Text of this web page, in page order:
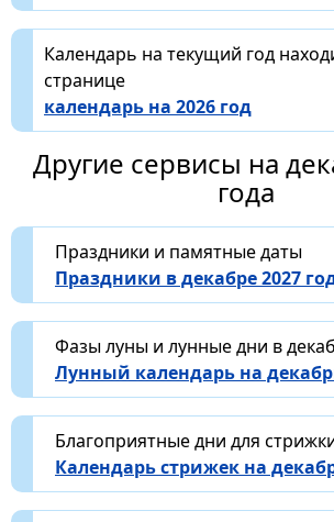
Календарь на текущий год
странице
календарь на 2026 год
Другие сервисы на
года
Праздники и памятные даты
Праздники в декабре 2027
Фазы луны и лунные дни в
Лунный календарь на
Благоприятные дни для
Календарь стрижек на